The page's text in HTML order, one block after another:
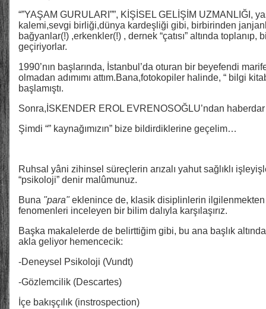
“”YAŞAM GURULARI””, KİŞİSEL GELİŞİM UZMANLIĞI,
kalemi,sevgi birliği,dünya kardeşliği gibi, birbirinden
bağyanlar(!) ,erkenkler(!) , dernek “çatısı” altında
geçiriyorlar.
1990’nın başlarında, İstanbul’da oturan bir beyefendi
olmadan adımımı attım.Bana,fotokopiler halinde, “ bilgi
başlamıştı.
Sonra,İSKENDER EROL EVRENOSOĞLU’ndan
Şimdi “” kaynağımızın” bize bildirdiklerine geçelim…
Ruhsal yâni zihinsel süreçlerin arızalı yahut sağlıklı
“psikoloji” denir malûmunuz.
Buna "para"eklenince de, klasik disiplinlerin
fenomenleri inceleyen bir bilim dalıyla karşılaşırız.
Başka makalelerde de belirttiğim gibi, bu ana başlık
akla geliyor hemencecik:
-Deneysel Psikoloji (Vundt)
-Gözlemcilik (Descartes)
İçe bakışçılık (instrospection)